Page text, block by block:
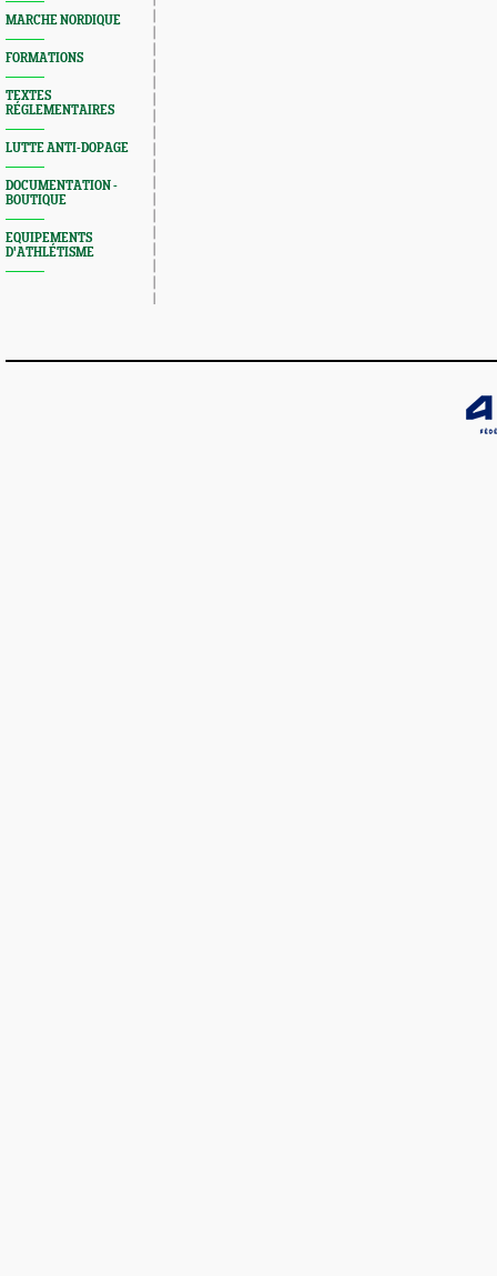
MARCHE NORDIQUE
FORMATIONS
TEXTES
RÉGLEMENTAIRES
LUTTE ANTI-DOPAGE
DOCUMENTATION -
BOUTIQUE
EQUIPEMENTS
D'ATHLÉTISME